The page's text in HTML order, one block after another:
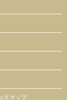
スマップ